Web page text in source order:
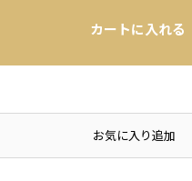
カートに入れる
店頭在庫を確認するお気に入り追加